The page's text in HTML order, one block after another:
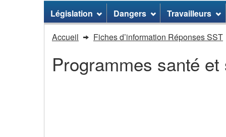
Menu
du
site
Législation Dangers Travailleurs
Accueil Fiches d’information Réponses SST
Programmes santé et